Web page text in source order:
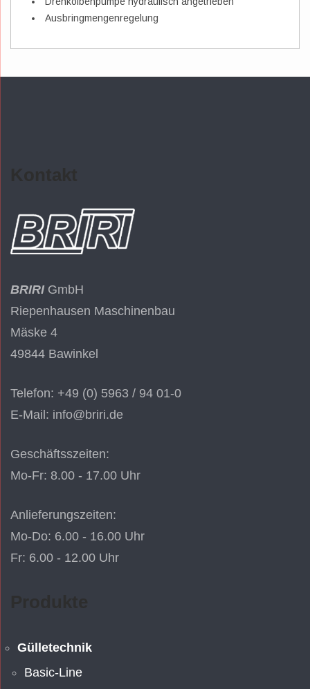
Ausbringmengenregelung
BRIRIGmbH
Riepenhausen Maschinenbau
Mäske 4
49844 Bawinkel
Telefon: +49 (0) 5963 / 94 01-0
E-Mail: info@briri.de
Geschäftsszeiten:
Mo-Fr: 8.00 - 17.00 Uhr
Anlieferungszeiten:
Mo-Do: 6.00 - 16.00 Uhr
Fr: 6.00 - 12.00 Uhr
Gülletechnik
Basic-Line